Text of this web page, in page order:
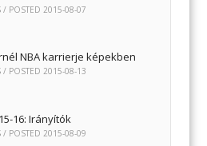
/ POSTED 2015-08-07
NBA karrierje képekben
/ POSTED2015-08-13
16: Irányítók
/ POSTED2015-08-09